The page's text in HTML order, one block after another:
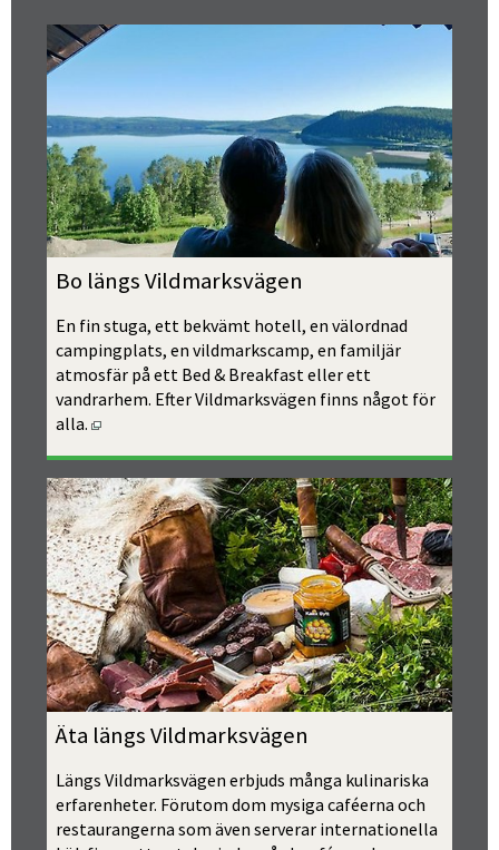
Bo längs Vildmarksvägen
En fin stuga, ett bekvämt hotell, en välordnad
campingplats, en vildmarkscamp, en familjär
atmosfär på ett Bed & Breakfast eller ett
vandrarhem. Efter Vildmarksvägen finns något för
alla.
Äta längs Vildmarksvägen
Längs Vildmarksvägen erbjuds många kulinariska
erfarenheter. Förutom dom mysiga caféerna och
restaurangerna som även serverar internationella